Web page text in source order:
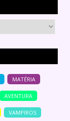
MATÉRIA
AVENTURA
VAMPIROS